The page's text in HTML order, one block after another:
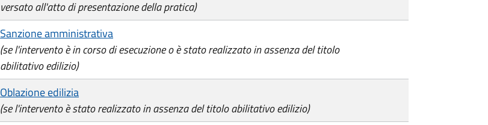
versato all'atto di presentazione della pratica)
Sanzione amministrativa
(se l'intervento è in corso di esecuzione o è stato realizzato in assenza del titolo
abilitativo edilizio)
Oblazione edilizia
(se l'intervento è stato realizzato in assenza del titolo abilitativo edilizio)